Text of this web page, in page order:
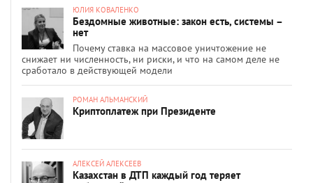
ЮЛИЯ КОВАЛЕНКО
Бездомные животные: закон есть, системы –
нет
Почему ставка на массовое уничтожение не
снижает ни численность, ни риски, и что на самом деле не
сработало в действующей модели
РОМАН АЛЬМАНСКИЙ
Криптоплатеж при Президенте
АЛЕКСЕЙ АЛЕКСЕЕВ
Казахстан в ДТП каждый год теряет